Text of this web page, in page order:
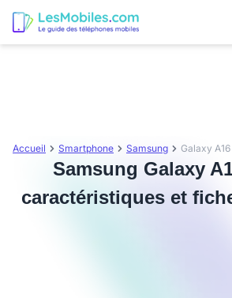
Accueil Smartphone Samsung Galaxy A16
Samsung Galaxy
caractéristiques et